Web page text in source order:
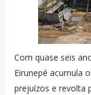
Com quase seis
Eirunepé acumula
prejuízos e revolta